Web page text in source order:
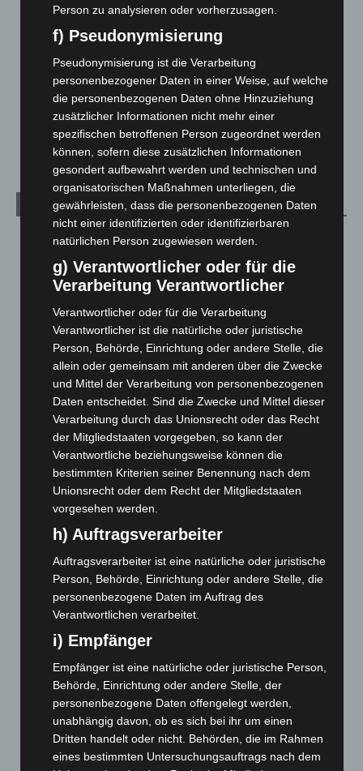
Langenhagen und Ortsteile
Leserbriefe
Menschen
Über uns
Veranstaltungen
1.269
Archiv
August 2026(9)
Juli 2026 (73)
Juni 2026(139)
Mai 2026(99)
April 2026(99)
März 2026 (115)
Februar 2026(109)
Januar 2026(122)
Dezember 2025(103)
November 2025(114)
Oktober 2025
(112)
September 2025 (93)
August 2025(90)
Juli 2025(90)
Juni 2025(103)
Mai 2025(112)
März 2025
(111)
Februar 2025 (96)
Januar 2025(88)
Dezember 2024(89)
November 2024
(94)
Person zu analysieren oder vorherzusagen.
f) Pseudonymisierung
Pseudonymisierung ist die Verarbeitung
personenbezogener Daten in einer Weise, auf welche
die personenbezogenen Daten ohne Hinzuziehung
zusätzlicher Informationen nicht mehr einer
spezifischen betroffenen Person zugeordnet werden
können, sofern diese zusätzlichen Informationen
gesondert aufbewahrt werden und technischen und
organisatorischen Maßnahmen unterliegen, die
gewährleisten, dass die personenbezogenen Daten
nicht einer identifizierten oder identifizierbaren
natürlichen Person zugewiesen werden.
g) Verantwortlicher oder für die
Verarbeitung Verantwortlicher
Verantwortlicher oder für die Verarbeitung
Verantwortlicher ist die natürliche oder juristische
Person, Behörde, Einrichtung oder andere Stelle, die
allein oder gemeinsam mit anderen über die Zwecke
und Mittel der Verarbeitung von personenbezogenen
Daten entscheidet. Sind die Zwecke und Mittel dieser
Verarbeitung durch das Unionsrecht oder das Recht
der Mitgliedstaaten vorgegeben, so kann der
Verantwortliche beziehungsweise können die
bestimmten Kriterien seiner Benennung nach dem
Unionsrecht oder dem Recht der Mitgliedstaaten
vorgesehen werden.
h) Auftragsverarbeiter
Auftragsverarbeiter ist eine natürliche oder juristische
Person, Behörde, Einrichtung oder andere Stelle, die
personenbezogene Daten im Auftrag des
Verantwortlichen verarbeitet.
i) Empfänger
Empfänger ist eine natürliche oder juristische Person,
Behörde, Einrichtung oder andere Stelle, der
personenbezogene Daten offengelegt werden,
unabhängig davon, ob es sich bei ihr um einen
Dritten handelt oder nicht. Behörden, die im Rahmen
eines bestimmten Untersuchungsauftrags nach dem